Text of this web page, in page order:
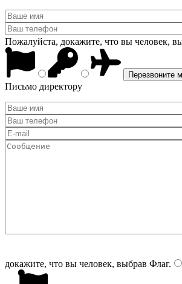
Пожалуйста, докажите, что вы человек,
Письмо директору
докажите, что вы человек, выбрав Флаг.